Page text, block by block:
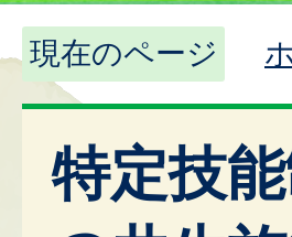
現在のページ
特定技